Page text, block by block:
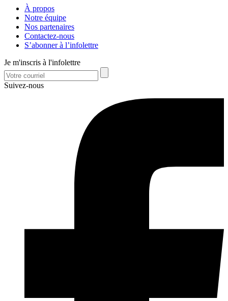
À propos
Notre équipe
Nos partenaires
Contactez-nous
S’abonner à l’infolettre
Je m'inscris à l'infolettre
Suivez-nous